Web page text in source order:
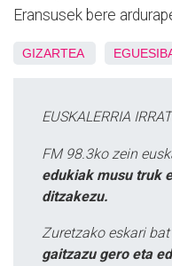
Eransusek bere
GIZARTEA
EUSKALERRIA
FM 98.3ko zein
edukiak musu truk
ditzakezu.
Zuretzako eskari
gaitzazu gero eta